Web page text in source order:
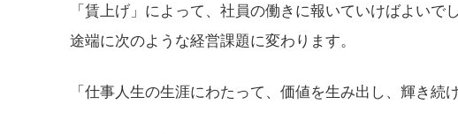
「賃上げ」によって、社員の働きに報いていけばよい
途端に次のような経営課題に変わります。
「仕事人生の生涯にわたって、価値を生み出し、輝き続